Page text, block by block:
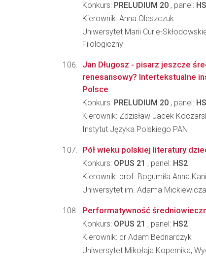
Konkurs: PRELUDIUM 20 , panel:
Kierownik: Anna Oleszczuk
Uniwersytet Marii Curie-
Filologiczny
Jan Długosz - pisarz jeszcze
renesansowy? Intertekstualne
Polsce
Konkurs: PRELUDIUM 20 , panel:
Kierownik: Zdzisław Jacek
Instytut Języka Polskiego PAN
Pół wieku polskiej literatury
Konkurs: OPUS 21 , panel: HS2
Kierownik: prof. Bogumiła Anna
Uniwersytet im. Adama
Performatywność
Konkurs: OPUS 21 , panel: HS2
Kierownik: dr Adam Bednarczyk
Uniwersytet Mikołaja Kopernika,